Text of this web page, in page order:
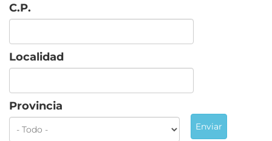
C.P.
Localidad
Provincia
Enviar